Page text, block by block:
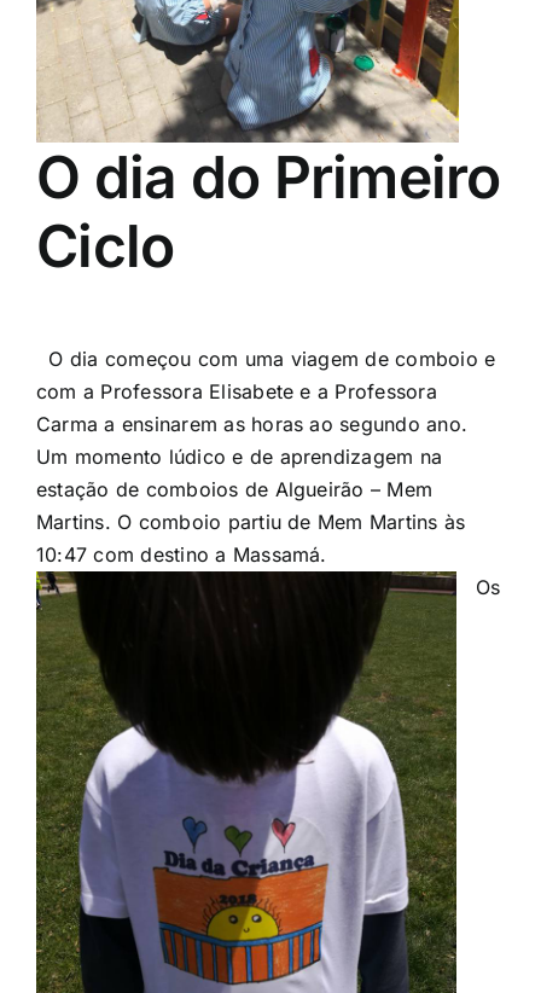
O dia do Primeiro
Ciclo
O dia começou com uma viagem de comboio e
com a Professora Elisabete e a Professora
Carma a ensinarem as horas ao segundo ano.
Um momento lúdico e de aprendizagem na
estação de comboios de Algueirão – Mem
Martins. O comboio partiu de Mem Martins às
10:47 com destino a Massamá.
Os